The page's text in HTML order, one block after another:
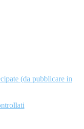
(da pubblicare in